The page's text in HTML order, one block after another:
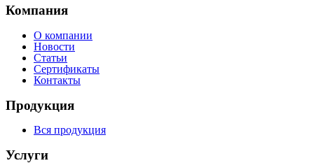
Компания
О компании
Новости
Статьи
Сертификаты
Контакты
Продукция
Вся продукция
Услуги